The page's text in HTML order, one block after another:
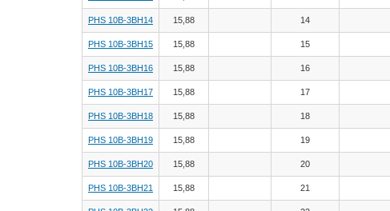
PHS 10B-3BH14 15,88 14
PHS 10B-3BH15 15,88 15
PHS 10B-3BH16 15,88 16
PHS 10B-3BH17 15,88 17
PHS 10B-3BH18 15,88 18
PHS 10B-3BH19 15,88 19
PHS 10B-3BH20 15,88 20
PHS 10B-3BH21 15,88 21